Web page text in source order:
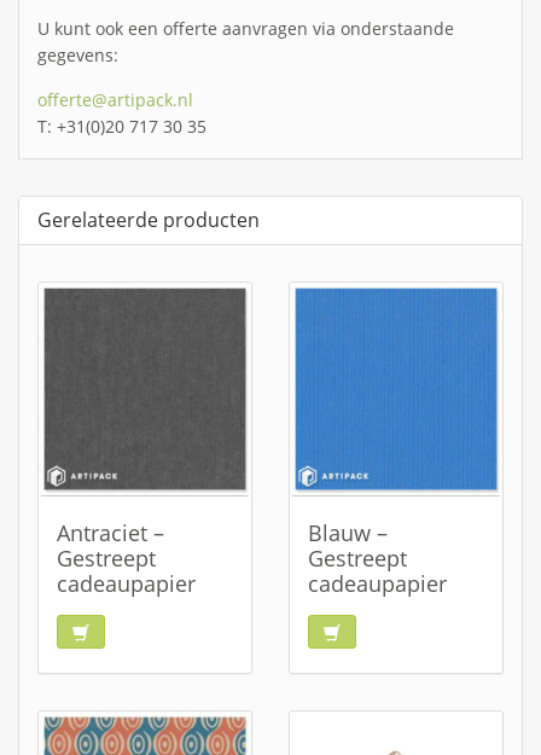
U kunt ook een offerte aanvragen via onderstaande
gegevens:
offerte@artipack.nl
T: +31(0)20 717 30 35
Gerelateerde producten
Antraciet –
Gestreept
cadeaupapier
Blauw –
Gestreept
cadeaupapier